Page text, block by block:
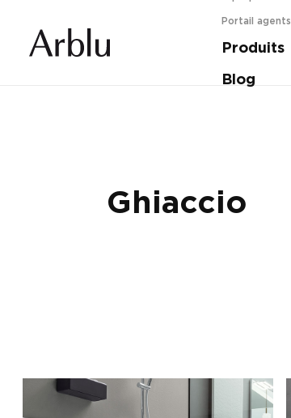
Portail agents
Produits
Blog
Guide pour choisir votre douche.
Ghiaccio